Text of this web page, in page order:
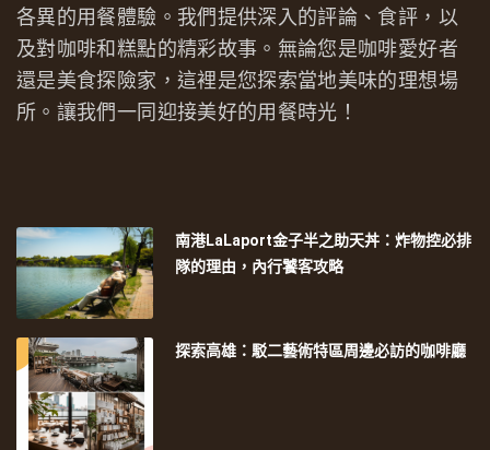
各異的用餐體驗。我們提供深入的評論、食評，以
及對咖啡和糕點的精彩故事。無論您是咖啡愛好者
還是美食探險家，這裡是您探索當地美味的理想場
所。讓我們一同迎接美好的用餐時光！
南港LaLaport金子半之助天丼：炸物控必排
隊的理由，內行饕客攻略
探索高雄：駁二藝術特區周邊必訪的咖啡廳